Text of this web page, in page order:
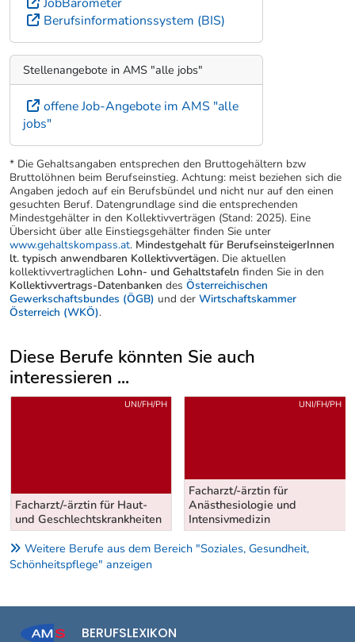
Berufsinformationssystem (BIS)
Stellenangebote in AMS "alle jobs"
offene Job-Angebote im AMS "alle
jobs"
* Die Gehaltsangaben entsprechen den Bruttogehältern bzw
Bruttolöhnen beim Berufseinstieg. Achtung: meist beziehen sich die
Angaben jedoch auf ein Berufsbündel und nicht nur auf den einen
gesuchten Beruf. Datengrundlage sind die entsprechenden
Mindestgehälter in den Kollektivverträgen (Stand: 2025). Eine
Übersicht über alle Einstiegsgehälter finden Sie unter
www.gehaltskompass.at. Mindestgehalt für BerufseinsteigerInnen
lt. typisch anwendbaren Kollektivvertägen. Die aktuellen
kollektivvertraglichen Lohn- und Gehaltstafeln finden Sie in den
Kollektivvertrags-Datenbanken des Österreichischen
Gewerkschaftsbundes (ÖGB) und der Wirtschaftskammer
Österreich (WKÖ).
Diese Berufe könnten Sie auch
interessieren ...
Uber weitere Berufsvorschläge
Facharzt/-ärztin für Haut-
und Geschlechtskrankheiten
UNI/FH/PH
Facharzt/-ärztin für
Anästhesiologie und
Intensivmedizin
UNI/FH/PH
Weitere Berufe aus dem Bereich "Soziales, Gesundheit,
Schönheitspflege" anzeigen
BERUFSLEXIKON